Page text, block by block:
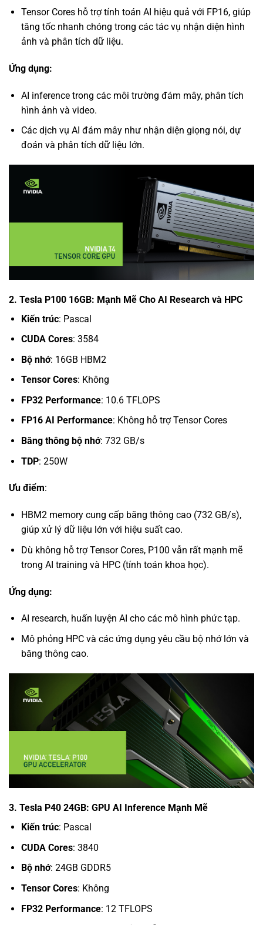
Tensor Cores hỗ trợ tính toán AI hiệu quả với FP16, giúp
tăng tốc nhanh chóng trong các tác vụ nhận diện hình
ảnh và phân tích dữ liệu.
Ứng dụng:
AI inference trong các môi trường đám mây, phân tích
hình ảnh và video.
Các dịch vụ AI đám mây như nhận diện giọng nói, dự
đoán và phân tích dữ liệu lớn.
2. Tesla P100 16GB: Mạnh Mẽ Cho AI Research và HPC
Kiến trúc: Pascal
CUDA Cores: 3584
Bộ nhớ: 16GB HBM2
Tensor Cores: Không
FP32 Performance: 10.6 TFLOPS
FP16 AI Performance: Không hỗ trợ Tensor Cores
Băng thông bộ nhớ: 732 GB/s
TDP: 250W
Ưu điểm:
HBM2 memory cung cấp băng thông cao (732 GB/s),
giúp xử lý dữ liệu lớn với hiệu suất cao.
Dù không hỗ trợ Tensor Cores, P100 vẫn rất mạnh mẽ
trong AI training và HPC (tính toán khoa học).
Ứng dụng:
AI research, huấn luyện AI cho các mô hình phức tạp.
Mô phỏng HPC và các ứng dụng yêu cầu bộ nhớ lớn và
băng thông cao.
3. Tesla P40 24GB: GPU AI Inference Mạnh Mẽ
Kiến trúc: Pascal
CUDA Cores: 3840
Bộ nhớ: 24GB GDDR5
Tensor Cores: Không
FP32 Performance: 12 TFLOPS